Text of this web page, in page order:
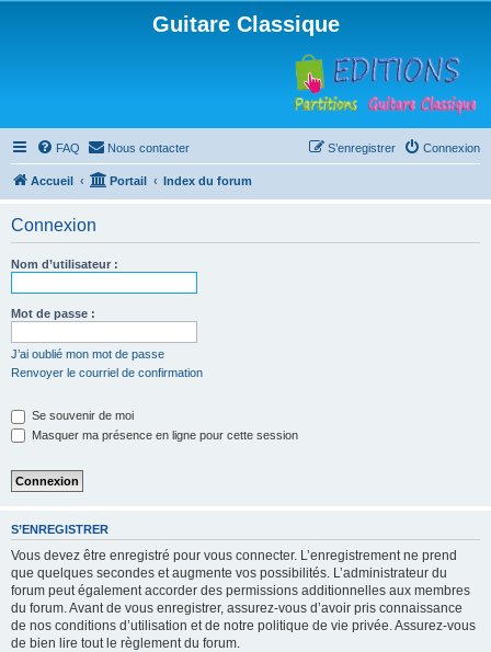
Guitare Classique
FAQ Nous contacter Connexion
S’enregistrer
Accueil Portail Index du forum
Connexion
Nom d’utilisateur :
Mot de passe :
J’ai oublié mon mot de passe
Renvoyer le courriel de confirmation
Se souvenir de moi
Masquer ma présence en ligne pour cette session
S’ENREGISTRER
Vous devez être enregistré pour vous connecter. L’enregistrement ne prend
que quelques secondes et augmente vos possibilités. L’administrateur du
forum peut également accorder des permissions additionnelles aux membres
du forum. Avant de vous enregistrer, assurez-vous d’avoir pris connaissance
de nos conditions d’utilisation et de notre politique de vie privée. Assurez-vous
de bien lire tout le règlement du forum.